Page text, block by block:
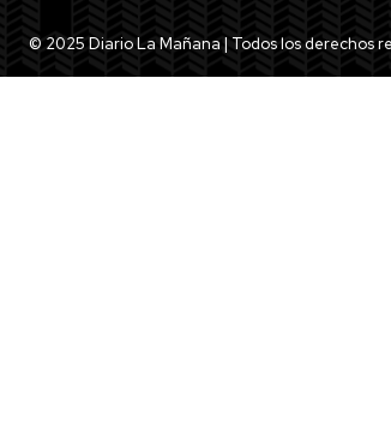
© 2025 Diario La Mañana | Todos los derechos